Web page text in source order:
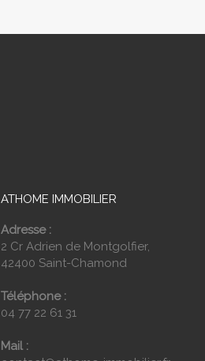
ATHOME IMMOBILIER
Adresse :
2 Cr Adrien de Montgolfier,
42400 Saint-Chamond
Téléphone :
04 77 22 61 31
Mail :